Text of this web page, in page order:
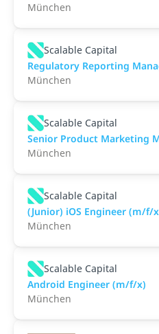
München
Scalable Capital
Regulatory Reporting
München
Scalable Capital
Senior Product Marketing
München
Scalable Capital
(Junior) iOS Engineer (m/f/
München
Scalable Capital
Android Engineer (m/f/x)
München